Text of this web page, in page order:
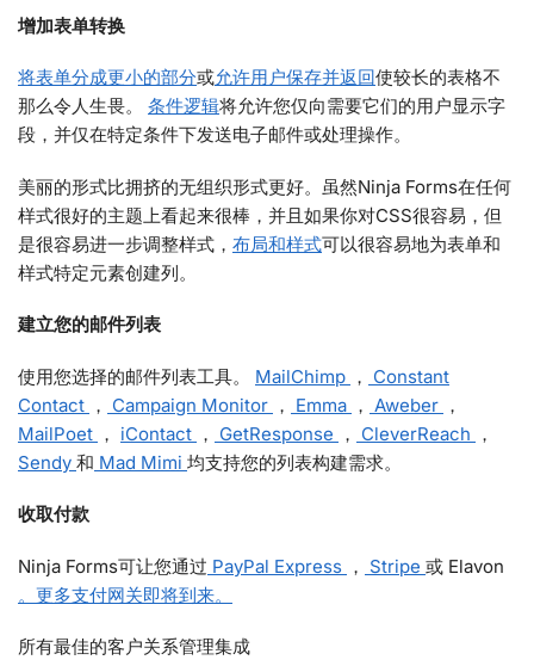
增加表单转换
将表单分成更小的部分或允许用户保存并返回使较长的表格不
那么令人生畏。 条件逻辑将允许您仅向需要它们的用户显示字
段，并仅在特定条件下发送电子邮件或处理操作。
美丽的形式比拥挤的无组织形式更好。虽然Ninja Forms在任何
样式很好的主题上看起来很棒，并且如果你对CSS很容易，但
是很容易进一步调整样式， 布局和样式可以很容易地为表单和
样式特定元素创建列。
建立您的邮件列表
使用您选择的邮件列表工具。 MailChimp ， Constant
Contact ， Campaign Monitor ， Emma ， Aweber ，
MailPoet ， iContact ， GetResponse ， CleverReach ，
Sendy 和 Mad Mimi 均支持您的列表构建需求。
收取付款
Ninja Forms可让您通过 PayPal Express ， Stripe 或 Elavon
。更多支付网关即将到来。
所有最佳的客户关系管理集成